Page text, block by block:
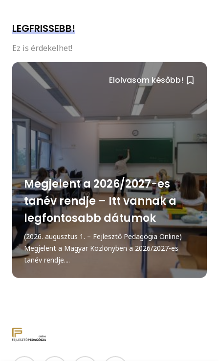
LEGFRISSEBB!
Ez is érdekelhet!
Elolvasom később!
Megjelent a 2026/2027-es
tanév rendje – Itt vannak a
legfontosabb dátumok
(2026. augusztus 1. – Fejlesztő Pedagógia Online)
Megjelent a Magyar Közlönyben a 2026/2027-es
tanév rendje....